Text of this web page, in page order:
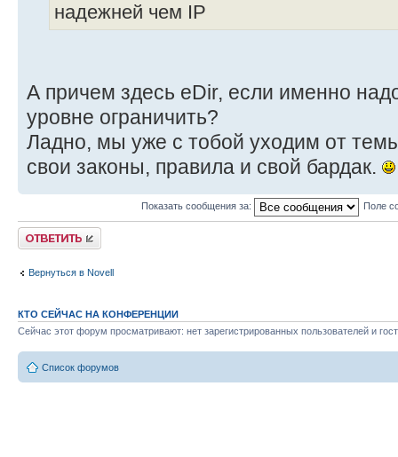
надежней чем IP
А причем здесь eDir, если именно
уровне ограничить?
Ладно, мы уже с тобой уходим от
свои законы, правила и свой бардак.
Показать сообщения за: Поле
Ответить
Вернуться в Novell
КТО СЕЙЧАС НА КОНФЕРЕНЦИИ
Сейчас этот форум просматривают: нет зарегистрированных пользователей и
Список форумов